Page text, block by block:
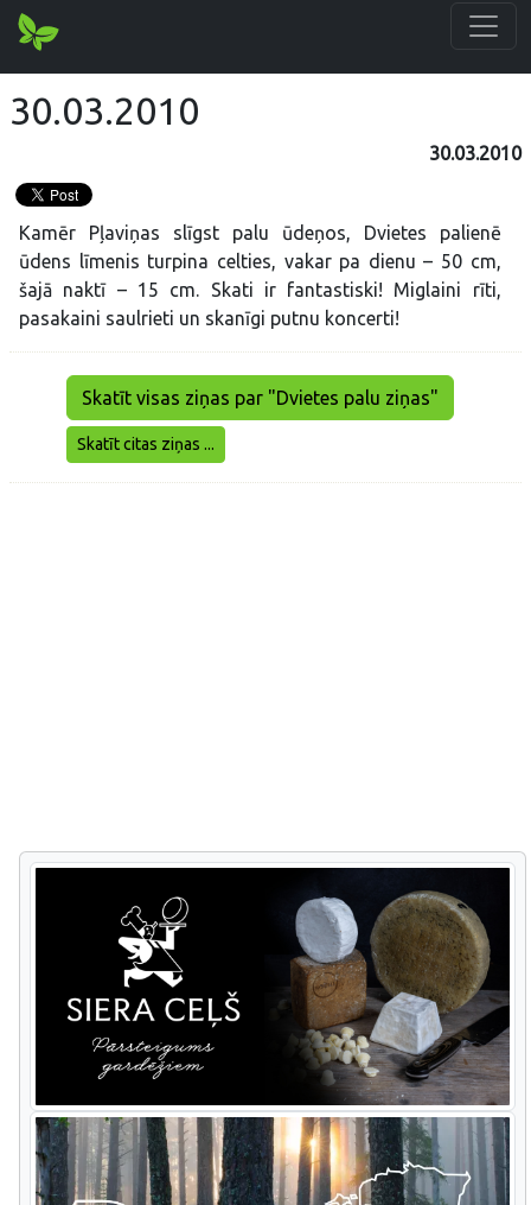
30.03.2010
30.03.2010
Kamēr Pļaviņas slīgst palu ūdeņos, Dvietes palienē
ūdens līmenis turpina celties, vakar pa dienu – 50 cm,
šajā naktī – 15 cm. Skati ir fantastiski! Miglaini rīti,
pasakaini saulrieti un skanīgi putnu koncerti!
Skatīt visas ziņas par "Dvietes palu ziņas"
Skatīt citas ziņas ...